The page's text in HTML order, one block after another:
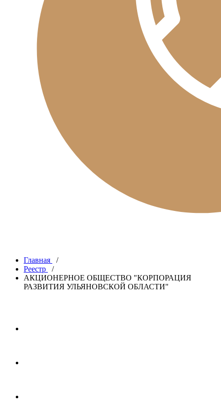
Главная
/
Реестр
/
АКЦИОНЕРНОЕ ОБЩЕСТВО "КОРПОРАЦИЯ
РАЗВИТИЯ УЛЬЯНОВСКОЙ ОБЛАСТИ"